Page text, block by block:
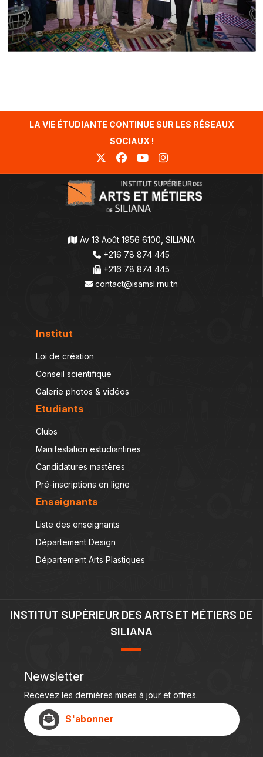
LA VIE ÉTUDIANTE CONTINUE SUR LES RÉSEAUX
SOCIAUX !
Av 13 Août 1956 6100, SILIANA
+216 78 874 445
+216 78 874 445
contact@isamsl.rnu.tn
Institut
Loi de création
Conseil scientifique
Galerie photos & vidéos
Etudiants
Clubs
Manifestation estudiantines
Candidatures mastères
Pré-inscriptions en ligne
Enseignants
Liste des enseignants
Département Design
Département Arts Plastiques
INSTITUT SUPÉRIEUR DES ARTS ET MÉTIERS DE
SILIANA
Newsletter
Recevez les dernières mises à jour et offres.
S'abonner